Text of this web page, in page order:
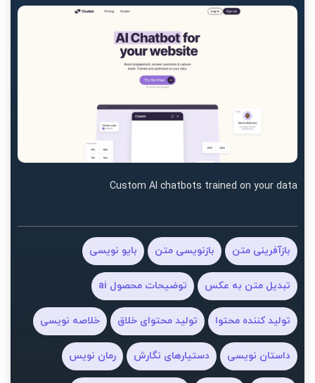
Custom AI chatbots trained on your data
بازآفرینی متن بازنویسی متن بایو نویسی
تبدیل متن به عکس توضیحات محصول ai
تولید کننده محتوا تولید محتوای خلاق خلاصه نویسی
داستان نویسی دستیارهای نگارش رمان نویس